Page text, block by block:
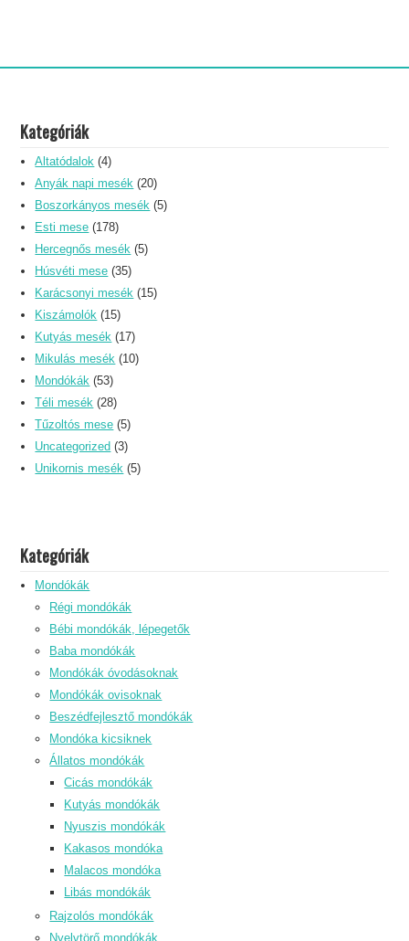
Kategóriák
Altatódalok (4)
Anyák napi mesék (20)
Boszorkányos mesék (5)
Esti mese (178)
Hercegnős mesék (5)
Húsvéti mese (35)
Karácsonyi mesék (15)
Kiszámolók (15)
Kutyás mesék (17)
Mikulás mesék (10)
Mondókák (53)
Téli mesék (28)
Tűzoltós mese (5)
Uncategorized (3)
Unikornis mesék (5)
Kategóriák
Mondókák
Régi mondókák
Bébi mondókák, lépegetők
Baba mondókák
Mondókák óvodásoknak
Mondókák ovisoknak
Beszédfejlesztő mondókák
Mondóka kicsiknek
Állatos mondókák
Cicás mondókák
Kutyás mondókák
Nyuszis mondókák
Kakasos mondóka
Malacos mondóka
Libás mondókák
Rajzolós mondókák
Nyelvtörő mondókák